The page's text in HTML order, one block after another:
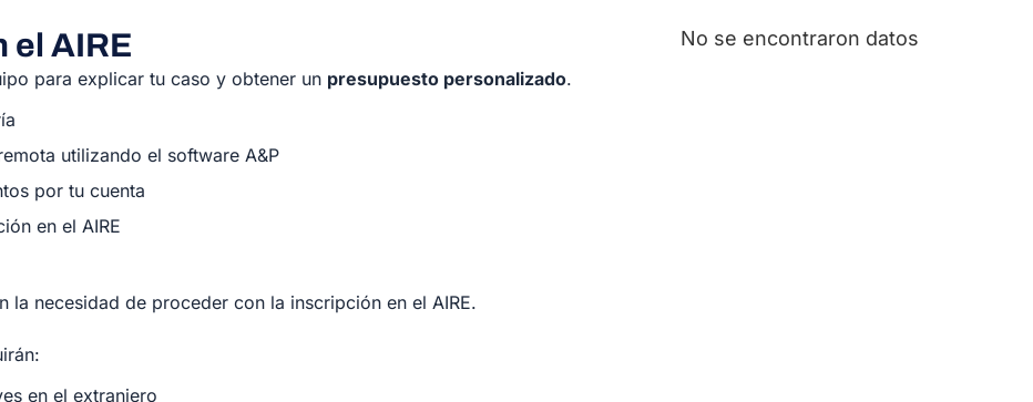
el AIRE
para explicar tu caso y obtener un presupuesto personalizado.
utilizando el software A&P
por tu cuenta
en el AIRE
la necesidad de proceder con la inscripción en el AIRE.
en el extranjero
No se encontraron datos